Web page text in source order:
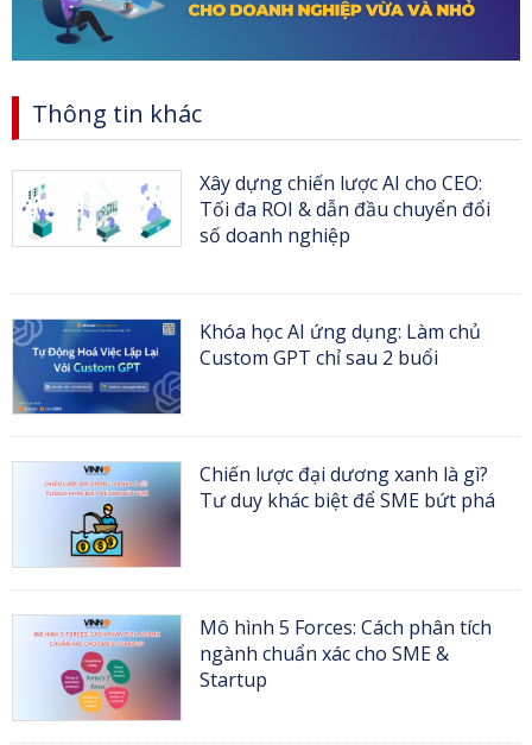
Thông tin khác
Xây dựng chiến lược AI cho CEO:
Tối đa ROI & dẫn đầu chuyển đổi
số doanh nghiệp
Khóa học AI ứng dụng: Làm chủ
Custom GPT chỉ sau 2 buổi
Chiến lược đại dương xanh là gì?
Tư duy khác biệt để SME bứt phá
Mô hình 5 Forces: Cách phân tích
ngành chuẩn xác cho SME &
Startup